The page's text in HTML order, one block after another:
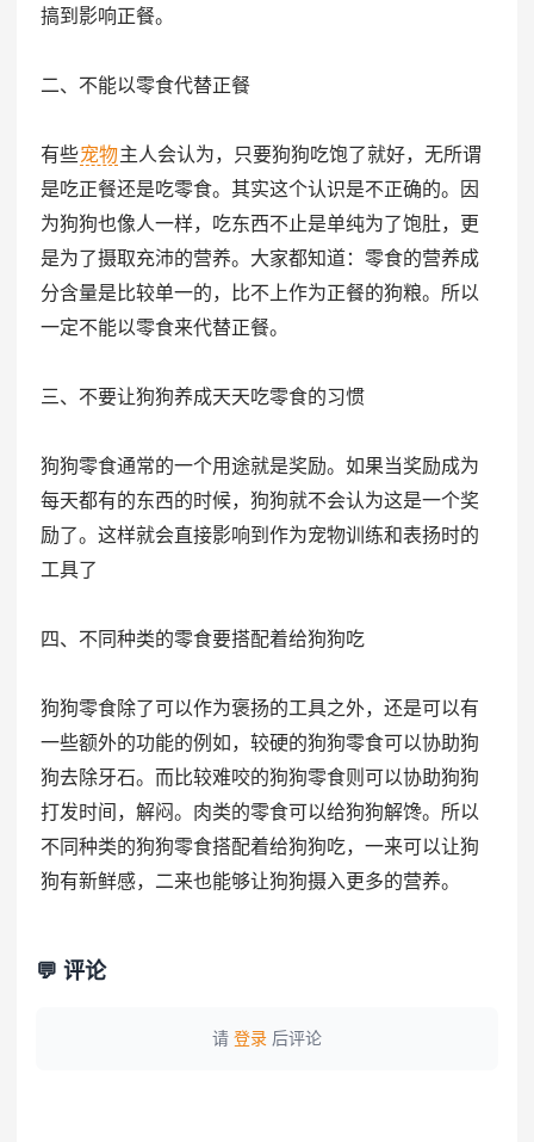
搞到影响正餐。
二、不能以零食代替正餐
有些宠物主人会认为，只要狗狗吃饱了就好，无所谓
是吃正餐还是吃零食。其实这个认识是不正确的。因
为狗狗也像人一样，吃东西不止是单纯为了饱肚，更
是为了摄取充沛的营养。大家都知道：零食的营养成
分含量是比较单一的，比不上作为正餐的狗粮。所以
一定不能以零食来代替正餐。
三、不要让狗狗养成天天吃零食的习惯
狗狗零食通常的一个用途就是奖励。如果当奖励成为
每天都有的东西的时候，狗狗就不会认为这是一个奖
励了。这样就会直接影响到作为宠物训练和表扬时的
工具了
四、不同种类的零食要搭配着给狗狗吃
狗狗零食除了可以作为褒扬的工具之外，还是可以有
一些额外的功能的例如，较硬的狗狗零食可以协助狗
狗去除牙石。而比较难咬的狗狗零食则可以协助狗狗
打发时间，解闷。肉类的零食可以给狗狗解馋。所以
不同种类的狗狗零食搭配着给狗狗吃，一来可以让狗
狗有新鲜感，二来也能够让狗狗摄入更多的营养。
💬 评论
请 登录 后评论